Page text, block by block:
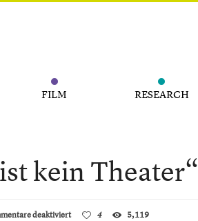
FILM RESEARCH
kein Theater“
deaktiviertfür
4 5,119